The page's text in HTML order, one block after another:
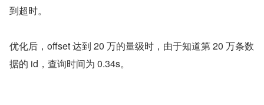
到超时。
优化后，offset 达到 20 万的量级时，由于知道第 20 万条数
据的 id，查询时间为 0.34s。